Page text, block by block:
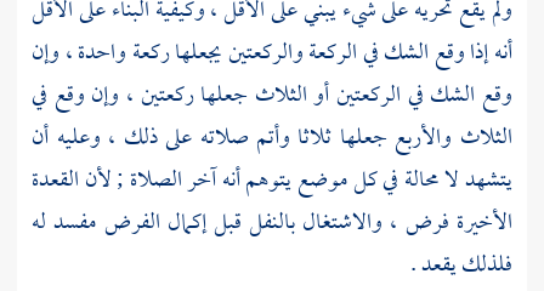
ولم يقع تحريه على شيء يبني على الأقل ، وكيفية البناء على الأقل
أنه إذا وقع الشك في الركعة والركعتين يجعلها ركعة واحدة ، وإن
وقع الشك في الركعتين أو الثلاث جعلها ركعتين ، وإن وقع في
الثلاث والأربع جعلها ثلاثا وأتم صلاته على ذلك ، وعليه أن
يتشهد لا محالة في كل موضع يتوهم أنه آخر الصلاة ; لأن القعدة
الأخيرة فرض ، والاشتغال بالنفل قبل إكمال الفرض مفسد له
فلذلك يقعد .